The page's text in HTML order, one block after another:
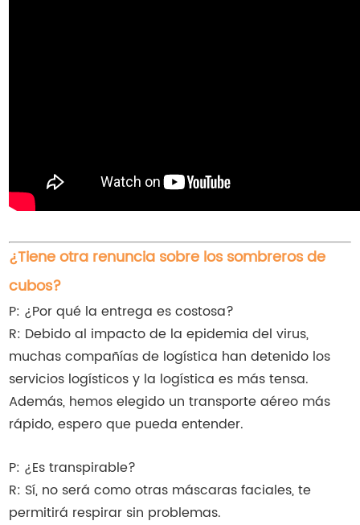
¿Tiene otra renuncia sobre los sombreros de
cubos?
P: ¿Por qué la entrega es costosa?
R: Debido al impacto de la epidemia del virus,
muchas compañías de logística han detenido los
servicios logísticos y la logística es más tensa.
Además, hemos elegido un transporte aéreo más
rápido, espero que pueda entender.
P: ¿Es transpirable?
R: Sí, no será como otras máscaras faciales, te
permitirá respirar sin problemas.